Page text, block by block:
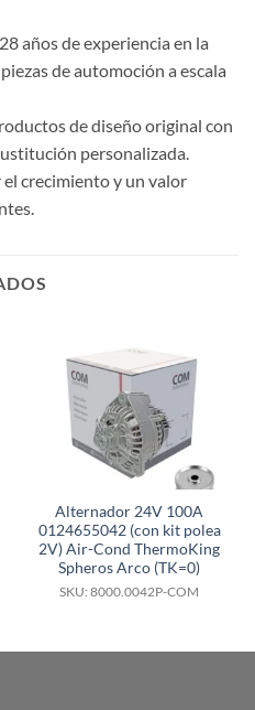
años de experiencia en la
de automoción a escala
de diseño original con
personalizada.
crecimiento y un valor
Alternador 24V 100A
0124655042 (con kit polea
2V) Air-Cond ThermoKing
Spheros Arco (TK=0)
SKU: 8000.0042P-COM